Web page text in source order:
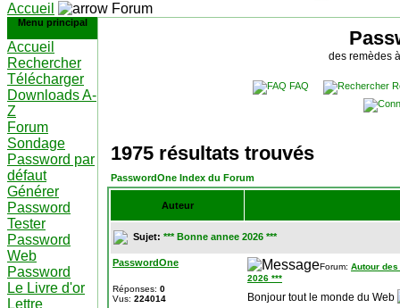
Accueil Forum
Menu principal
Accueil
Rechercher
Télécharger
Downloads A-
Z
Forum
Sondage
Password par
défaut
Générer
Password
Tester
Password
Web
Password
Le Livre d'or
Lettre
des remèdes
FAQ
1975 résultats trouvés
PasswordOne Index du Forum
Auteur
Sujet: *** Bonne annee 2026 ***
PasswordOne
Réponses: 0
Vus: 224014
Forum: Autour
2026 ***
Bonjour tout le monde du Web